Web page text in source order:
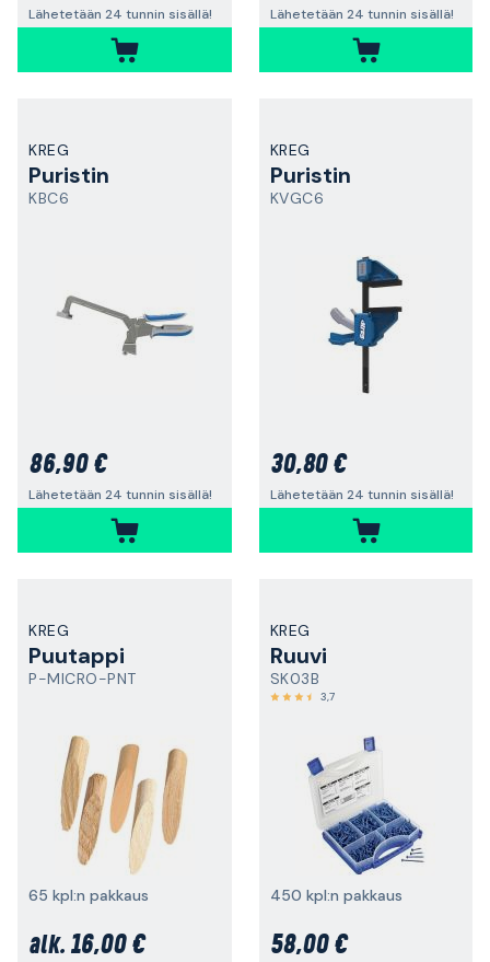
Lähetetään 24 tunnin sisällä! Lähetetään 24 tunnin sisällä!
KREG
Puristin
KBC6
86,90 €
Lähetetään 24 tunnin sisällä!
KREG
Puristin
KVGC6
30,80 €
Lähetetään 24 tunnin sisällä!
KREG
Puutappi
P-MICRO-PNT
65 kpl:n pakkaus
alk. 16,00 €
KREG
Ruuvi
SK03B
3,7
450 kpl:n pakkaus
58,00 €